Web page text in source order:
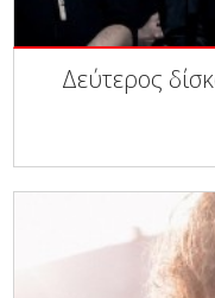
Δεύτερος